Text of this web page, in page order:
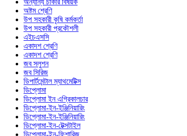
অষ্টম শ্রেণি
উপ সহকারী কৃষি কর্মকর্তা
উপ সহকারী প্রকৌশলী
এইচএসসি
একাদশ শ্রেণি
একাদশ শ্রেণি
জব সলুশন
জব সিরিজ
ডিপার্টমেন্টাল ম্যাথমেটিক্স
ডিপ্লোমা
ডিপ্লোমা ইন এগ্রিকালচার
ডিপ্লোমা-ইন-ইঞ্জিনিয়ারিং
ডিপ্লোমা-ইন-ইঞ্জিনিয়ারিং
ডিপ্লোমা-ইন-টেক্সটাইল
ডিপ্লোমা-ইন-ফিশারিজ